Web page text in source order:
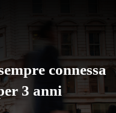
connessa
3 anni